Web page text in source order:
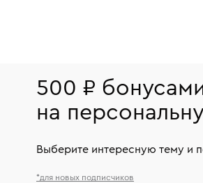
500 ₽
на
Выберите интересную тему и
*для новых подписчиков